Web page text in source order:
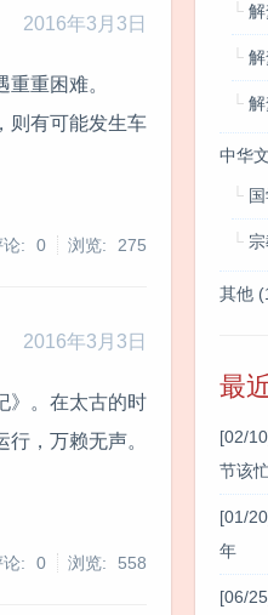
2016年3月3日
遇重重困难。
有可能发生车
论: 0 浏览: 275
2016年3月3日
》。在太古的时
，万赖无声。
论: 0 浏览: 558
中华
其他
最
[02/
节该
[01/
年
[06/